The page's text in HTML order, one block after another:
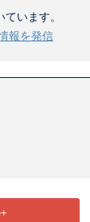
います。
報を発信